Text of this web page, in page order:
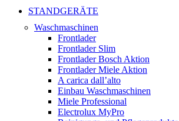
STANDGERÄTE
Waschmaschinen
Frontlader
Frontlader Slim
Frontlader Bosch Aktion
Frontlader Miele Aktion
A carica dall’alto
Einbau Waschmaschinen
Miele Professional
Electrolux MyPro